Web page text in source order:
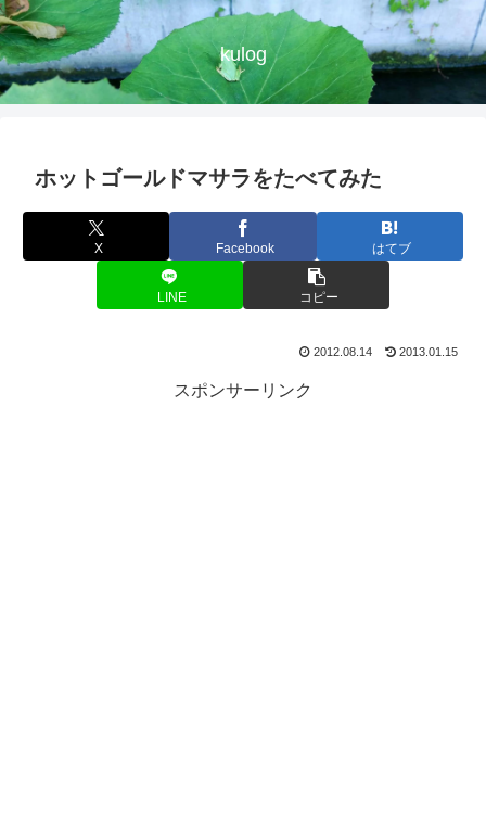
kulog
ホットゴールドマサラをたべてみた
X Facebook はてブ
LINE コピー
2012.08.14 2013.01.15
スポンサーリンク